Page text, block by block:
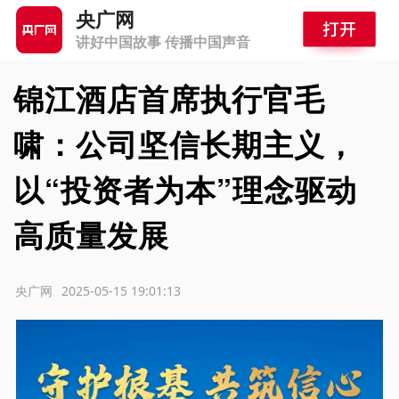
央广网
讲好中国故事 传播中国声音
锦江酒店首席执行官毛
啸：公司坚信长期主义，
以“投资者为本”理念驱动
高质量发展
2025-05-15 19:01:13
央广网